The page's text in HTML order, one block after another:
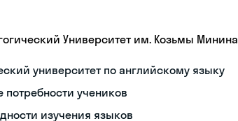
Университет им. Козьмы Минина
университет по английскому языку
учеников
изучения языков